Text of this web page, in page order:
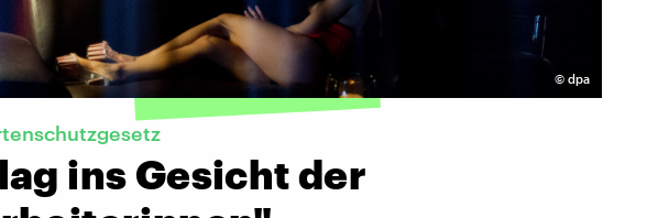
© dpa
ins Gesicht der